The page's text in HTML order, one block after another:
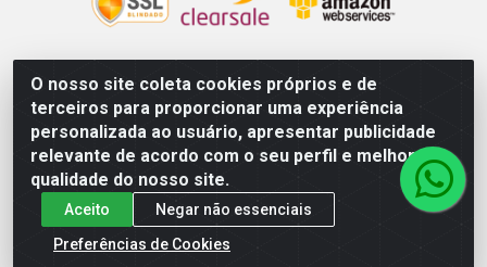
O nosso site coleta cookies próprios e de
terceiros para proporcionar uma experiência
personalizada ao usuário, apresentar publicidade
relevante de acordo com o seu perfil e melhorar a
qualidade do nosso site.
Aceito
Negar não essenciais
Preferências de Cookies
Mauricéa Alimentos do Nordeste Ltda - BR 408, KM 55,
S/N - Zona Rural - Nazaré da Mata/PE - CEP 55.810-000
- CNPJ: 12.819.074/0002-14